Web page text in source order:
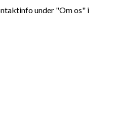
under "Om os" i